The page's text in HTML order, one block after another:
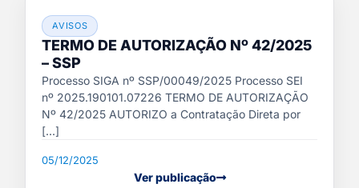
AVISOS
TERMO DE AUTORIZAÇÃO Nº 42/2025
– SSP
Processo SIGA nº SSP/00049/2025 Processo SEI
nº 2025.190101.07226 TERMO DE AUTORIZAÇÃO
Nº 42/2025 AUTORIZO a Contratação Direta por
[...]
05/12/2025
Ver publicação